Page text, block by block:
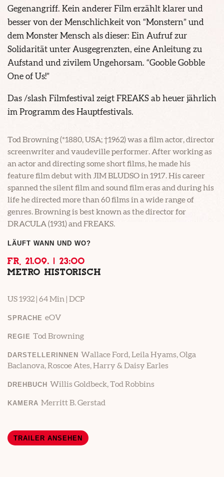
Gegenangriff. Kein anderer Film erzählt klarer und
besser von der Menschlichkeit von “Monstern” und
dem Monster Mensch als dieser: Ein Aufruf zur
Solidarität unter Ausgegrenzten, eine Anleitung zu
Aufstand und zivilem Ungehorsam. “Gooble Gobble
One of Us!”
Das /slash Filmfestival zeigt FREAKS ab heuer jährlich
im Programm des Hauptfestivals.
Tod Browning (*1880, USA; †1962) was a film actor, director
screenwriter and vaudeville performer. After working as
an actor and directing some short films, he made his
feature film debut with JIM BLUDSO in 1917. His career
spanned the silent film and sound film eras and during his
life he directed more than 60 films in a wide range of
genres. Browning is best known as the director for
DRACULA (1931) and FREAKS.
LÄUFT WANN UND WO?
FR, 21.09. | 23:00
METRO HISTORISCH
US 1932 | 64 Min | DCP
SPRACHE eOV
REGIE Tod Browning
DARSTELLERINNEN Wallace Ford, Leila Hyams, Olga
Baclanova, Roscoe Ates, Harry & Daisy Earles
DREHBUCH Willis Goldbeck, Tod Robbins
KAMERA Merritt B. Gerstad
TRAILER ANSEHEN